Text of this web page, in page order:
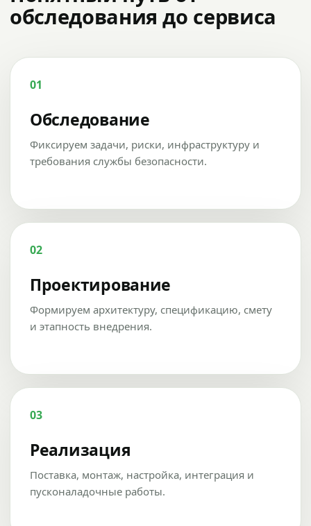
обследования до сервиса
01
Обследование
Фиксируем задачи, риски, инфраструктуру и
требования службы безопасности.
02
Проектирование
Формируем архитектуру, спецификацию, смету
и этапность внедрения.
03
Реализация
Поставка, монтаж, настройка, интеграция и
пусконаладочные работы.